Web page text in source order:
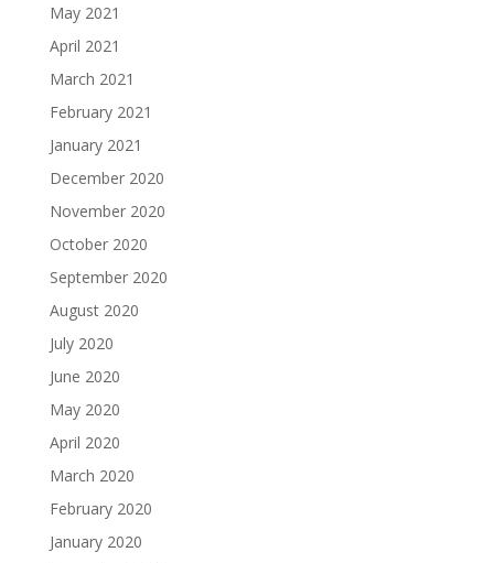
May 2021
April 2021
March 2021
February 2021
January 2021
December 2020
November 2020
October 2020
September 2020
August 2020
July 2020
June 2020
May 2020
April 2020
March 2020
February 2020
January 2020